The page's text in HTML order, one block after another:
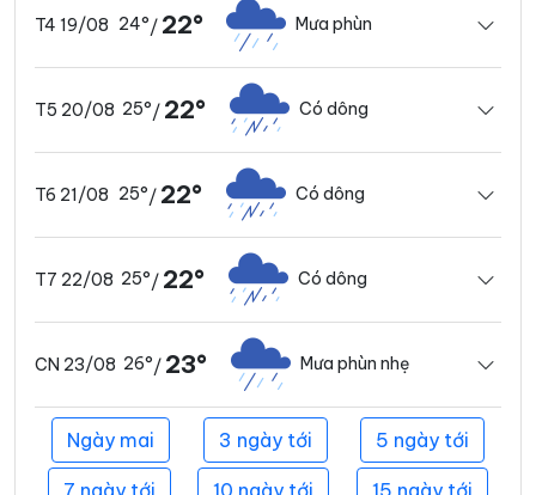
T4 19/08 24°/ 22° Mưa phùn
T5 20/08 25°/ 22° Có dông
T6 21/08 25°/ 22° Có dông
T7 22/08 25°/ 22° Có dông
CN 23/08 26°/ 23° Mưa phùn nhẹ
Ngày mai 3 ngày tới 5 ngày tới
7 ngày tới 10 ngày tới 15 ngày tới